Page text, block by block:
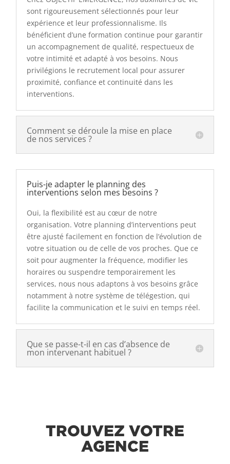
sont rigoureusement sélectionnés pour leur
expérience et leur professionnalisme. Ils
bénéficient d’une formation continue pour garantir
un accompagnement de qualité, respectueux de
votre intimité et adapté à vos besoins. Nous
privilégions le recrutement local pour assurer
proximité, confiance et continuité dans les
interventions.
Comment se déroule la mise en place
de nos services ?
Puis-je adapter le planning des
interventions selon mes besoins ?
Oui, la flexibilité est au cœur de notre
organisation. Votre planning d’interventions peut
être ajusté facilement en fonction de l’évolution de
votre situation ou de celle de vos proches. Que ce
soit pour augmenter la fréquence, modifier les
horaires ou suspendre temporairement les
services, nous nous adaptons à vos besoins grâce
notamment à notre système de télégestion, qui
facilite la communication et le suivi en temps réel.
Que se passe-t-il en cas d’absence de
mon intervenant habituel ?
TROUVEZ VOTRE
AGENCE